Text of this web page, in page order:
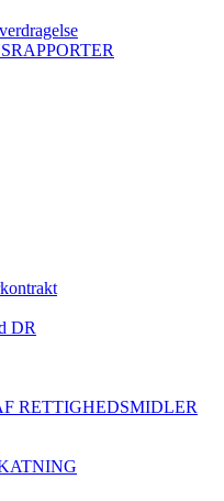
DR
RETTIGHEDSMIDLER